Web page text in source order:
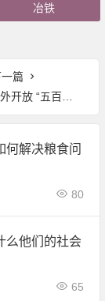
冶铁
篇
面射电望远镜(FAST)”能看多远？
何解决粮食问
80
么他们的社会
65